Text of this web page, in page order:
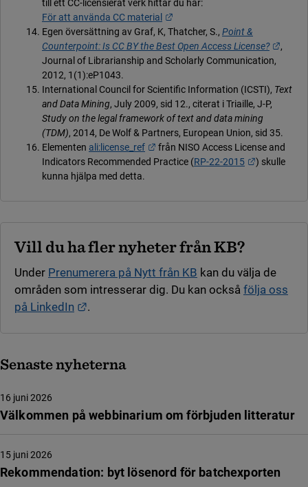
till ett CC-licensierat verk hittar du här:
För att använda CC material
Länk till annan webbplats.
Egen översättning av Graf, K, Thatcher, S., Point &
Counterpoint: Is CC BY the Best Open Access License?
Länk
,
Journal of Librarianship and Scholarly Communication,
2012, 1(1):eP1043.
International Council for Scientific Information (ICSTI), Text
and Data Mining, July 2009, sid 12., citerat i Triaille, J-P,
Study on the legal framework of text and data mining
(TDM), 2014, De Wolf & Partners, European Union, sid 35.
Elementen ali:license_ref Länk till annan webbplats.
från NISO Access License and
Indicators Recommended Practice (RP-22-2015 Länk till
) skulle
kunna hjälpa med detta.
Vill du ha fler nyheter från KB?
Under Prenumerera på Nytt från KB kan du välja de
områden som intresserar dig. Du kan också följa oss
på LinkedIn
.
Senaste nyheterna
Välkommen på webbinarium om förbjuden litteratur
16 juni 2026
Rekommendation: byt lösenord för batchexporten
15 juni 2026